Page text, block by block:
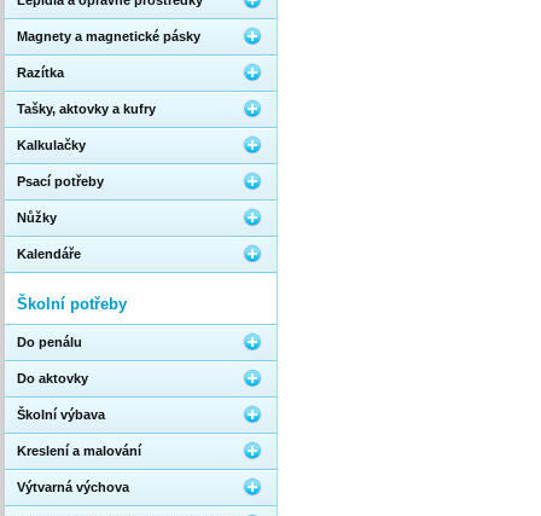
Magnety a magnetické pásky
Razítka
Tašky, aktovky a kufry
Kalkulačky
Psací potřeby
Nůžky
Kalendáře
Školní potřeby
Do penálu
Do aktovky
Školní výbava
Kreslení a malování
Výtvarná výchova